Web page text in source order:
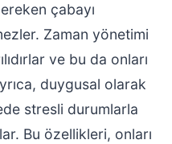
çabayı
Zaman yönetimi
ve bu da onları
duygusal olarak
stresli durumlarla
Bu özellikleri, onları